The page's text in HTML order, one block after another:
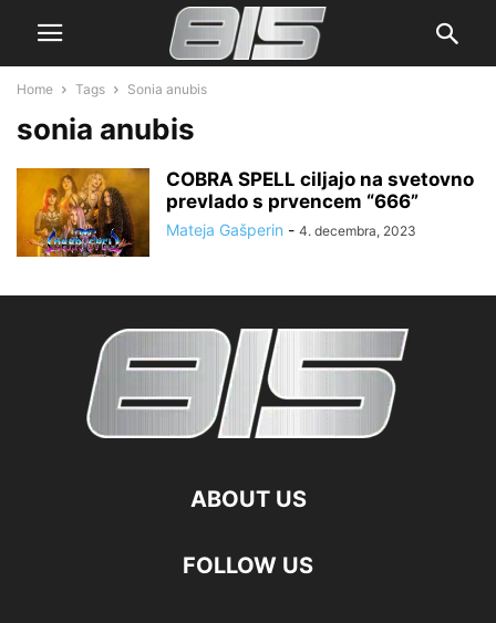
Home Tags Sonia anubis
sonia anubis
COBRA SPELL ciljajo na svetovno
prevlado s prvencem “666”
Mateja Gašperin - 4. decembra, 2023
ABOUT US
FOLLOW US